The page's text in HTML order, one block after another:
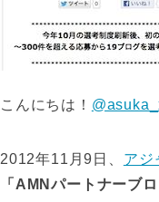
こんにちは！
2012年11月9日、 アジ
「AMNパートナーブロ